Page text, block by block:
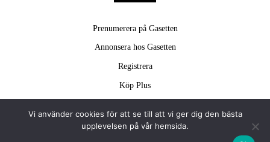
To
Prenumerera på Gasetten
Annonsera hos Gasetten
Registrera
Köp Plus
Vi använder cookies för att se till att vi ger dig den bästa
upplevelsen på vår hemsida.